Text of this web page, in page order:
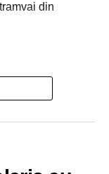
din
contractul
Club Feroviar.
Elektra
Public